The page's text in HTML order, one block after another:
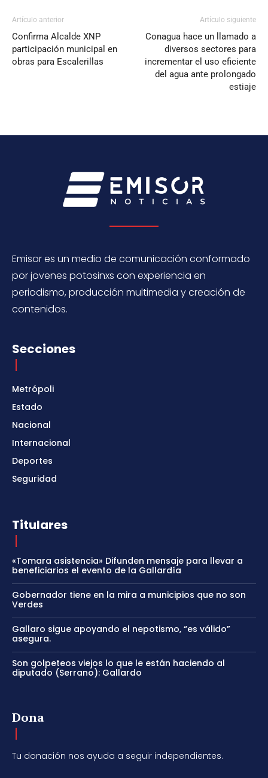
Artículo anterior
Confirma Alcalde XNP
participación municipal en
obras para Escalerillas
Artículo siguiente
Conagua hace un llamado a
diversos sectores para
incrementar el uso eficiente
del agua ante prolongado
estiaje
Emisor es un medio de comunicación conformado
por jovenes potosinxs con experiencia en
periodismo, producción multimedia y creación de
contenidos.
Secciones
Metrópoli
Estado
Nacional
Internacional
Deportes
Seguridad
Titulares
«Tomara asistencia» Difunden mensaje para llevar a
beneficiarios el evento de la Gallardía
Gobernador tiene en la mira a municipios que no son
Verdes
Gallaro sigue apoyando el nepotismo, “es válido”
asegura.
Son golpeteos viejos lo que le están haciendo al
diputado (Serrano): Gallardo
Dona
Tu donación nos ayuda a seguir independientes.